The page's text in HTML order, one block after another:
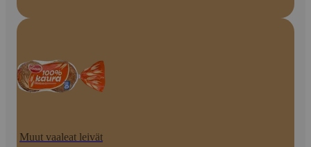
Muut vaaleat leivät